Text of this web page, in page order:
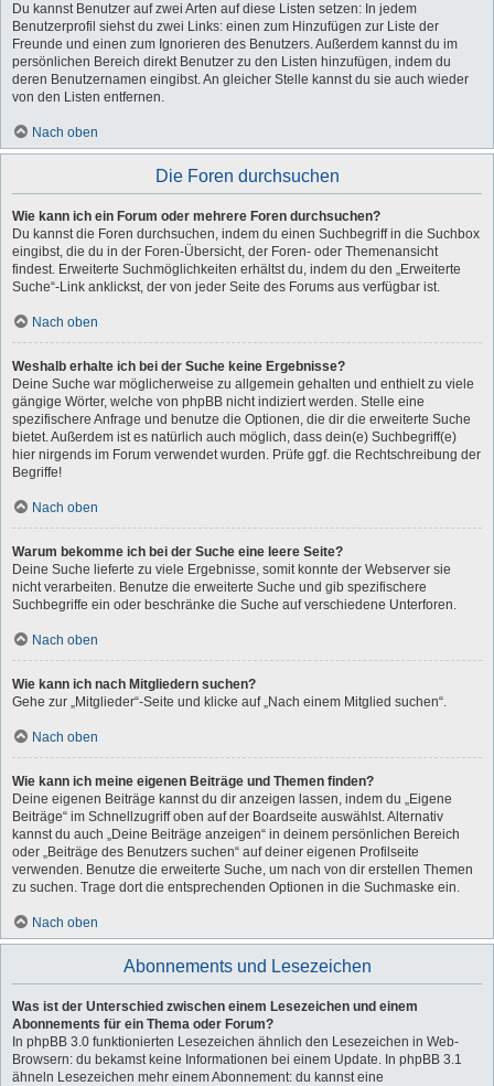
Du kannst Benutzer auf zwei Arten auf diese Listen setzen: In jedem
Benutzerprofil siehst du zwei Links: einen zum Hinzufügen zur Liste der
Freunde und einen zum Ignorieren des Benutzers. Außerdem kannst du im
persönlichen Bereich direkt Benutzer zu den Listen hinzufügen, indem du
deren Benutzernamen eingibst. An gleicher Stelle kannst du sie auch wieder
von den Listen entfernen.
Nach oben
Die Foren durchsuchen
Wie kann ich ein Forum oder mehrere Foren durchsuchen?
Du kannst die Foren durchsuchen, indem du einen Suchbegriff in die Suchbox
eingibst, die du in der Foren-Übersicht, der Foren- oder Themenansicht
findest. Erweiterte Suchmöglichkeiten erhältst du, indem du den „Erweiterte
Suche“-Link anklickst, der von jeder Seite des Forums aus verfügbar ist.
Nach oben
Weshalb erhalte ich bei der Suche keine Ergebnisse?
Deine Suche war möglicherweise zu allgemein gehalten und enthielt zu viele
gängige Wörter, welche von phpBB nicht indiziert werden. Stelle eine
spezifischere Anfrage und benutze die Optionen, die dir die erweiterte Suche
bietet. Außerdem ist es natürlich auch möglich, dass dein(e) Suchbegriff(e)
hier nirgends im Forum verwendet wurden. Prüfe ggf. die Rechtschreibung der
Begriffe!
Nach oben
Warum bekomme ich bei der Suche eine leere Seite?
Deine Suche lieferte zu viele Ergebnisse, somit konnte der Webserver sie
nicht verarbeiten. Benutze die erweiterte Suche und gib spezifischere
Suchbegriffe ein oder beschränke die Suche auf verschiedene Unterforen.
Nach oben
Wie kann ich nach Mitgliedern suchen?
Gehe zur „Mitglieder“-Seite und klicke auf „Nach einem Mitglied suchen“.
Nach oben
Wie kann ich meine eigenen Beiträge und Themen finden?
Deine eigenen Beiträge kannst du dir anzeigen lassen, indem du „Eigene
Beiträge“ im Schnellzugriff oben auf der Boardseite auswählst. Alternativ
kannst du auch „Deine Beiträge anzeigen“ in deinem persönlichen Bereich
oder „Beiträge des Benutzers suchen“ auf deiner eigenen Profilseite
verwenden. Benutze die erweiterte Suche, um nach von dir erstellen Themen
zu suchen. Trage dort die entsprechenden Optionen in die Suchmaske ein.
Nach oben
Abonnements und Lesezeichen
Was ist der Unterschied zwischen einem Lesezeichen und einem
Abonnements für ein Thema oder Forum?
In phpBB 3.0 funktionierten Lesezeichen ähnlich den Lesezeichen in Web-
Browsern: du bekamst keine Informationen bei einem Update. In phpBB 3.1
ähneln Lesezeichen mehr einem Abonnement: du kannst eine